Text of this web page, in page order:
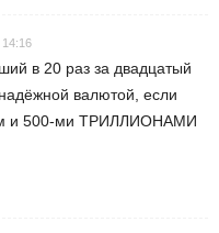
14:16
в 20 раз за двадцатый
валютой, если
и 500-ми ТРИЛЛИОНАМИ